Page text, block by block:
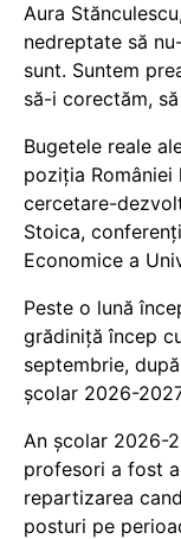
Aura
nedreptate să
sunt. Suntem
să-i corectăm,
Bugetele reale
poziția României
cercetare-
Stoica,
Economice a
Peste o lună
grădiniță încep
septembrie,
școlar 2026-
An școlar 2026-
profesori a fost
repartizarea
posturi pe